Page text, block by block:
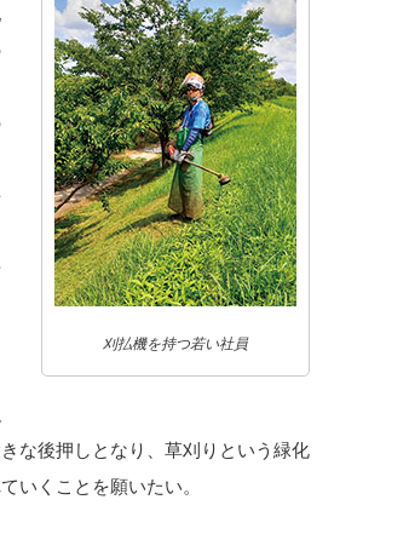
刈払機を持つ若い社員
な後押しとなり、草刈りという緑化
いくことを願いたい。